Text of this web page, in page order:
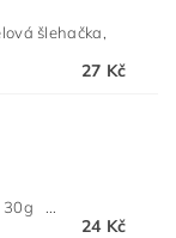
šlehačka,
27 Kč
...
24 Kč